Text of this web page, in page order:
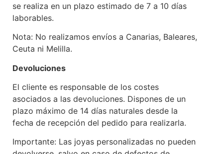
se realiza en un plazo estimado de 7 a 10 días
laborables.
Nota: No realizamos envíos a Canarias, Baleares,
Ceuta ni Melilla.
Devoluciones
El cliente es responsable de los costes
asociados a las devoluciones. Dispones de un
plazo máximo de 14 días naturales desde la
fecha de recepción del pedido para realizarla.
Importante: Las joyas personalizadas no pueden